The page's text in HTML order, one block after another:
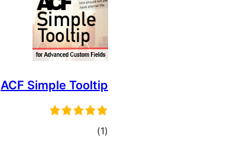
ACF Simple Tooltip
(1 דרוגים)